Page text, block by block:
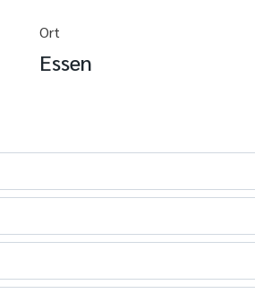
Ort
Essen